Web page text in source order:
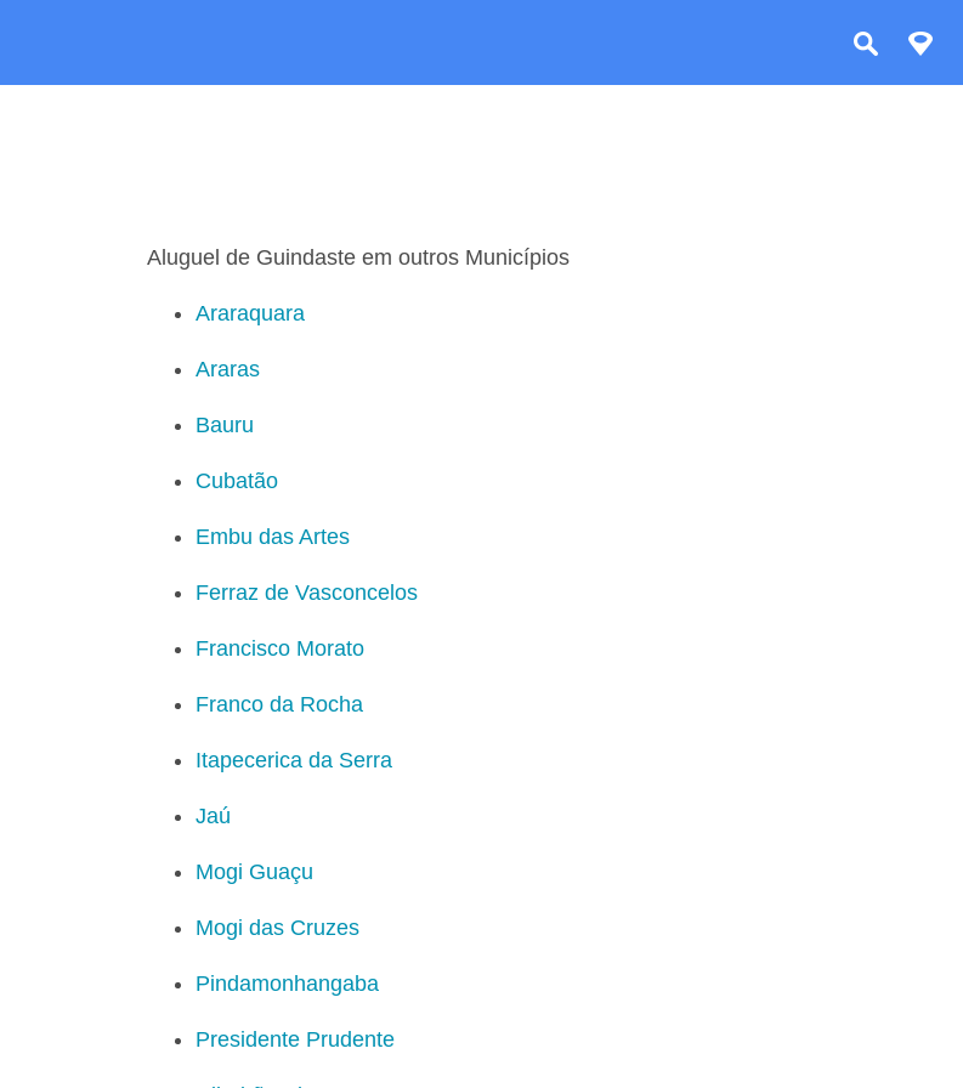
Aluguel de Guindaste em outros Municípios
Araraquara
Araras
Bauru
Cubatão
Embu das Artes
Ferraz de Vasconcelos
Francisco Morato
Franco da Rocha
Itapecerica da Serra
Jaú
Mogi Guaçu
Mogi das Cruzes
Pindamonhangaba
Presidente Prudente